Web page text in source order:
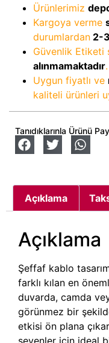
Ürünlerimiz
Kargoya verme
durumlardan 2-3
Güvenlik Etiketi
alınmamaktadır.
Uygun fiyatlı ve
kaliteli ürünleri
Tanıdıklarınla Ürünü
Açıklama
Açıklama
Şeffaf kablo
farklı kılan en
duvarda, camda
görünmez bir
etkisi ön plana
sevenler için ideal